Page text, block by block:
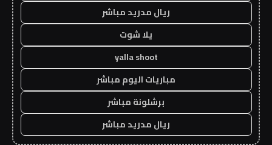
ريال مدريد مباشر
يلا شوت
yalla shoot
مباريات اليوم مباشر
برشلونة مباشر
ريال مدريد مباشر